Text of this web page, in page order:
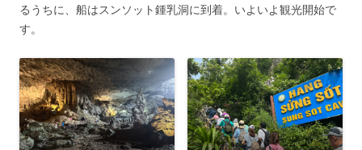
るうちに、船はスンソット鍾乳洞に到着。いよいよ観光開始で
す。